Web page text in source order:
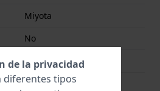
Miyota
No
analógico
Cuarzo
de la privacidad
diferentes tipos